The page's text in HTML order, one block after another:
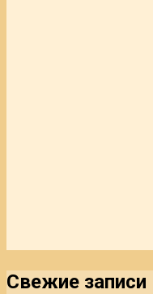
Свежие записи